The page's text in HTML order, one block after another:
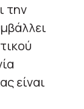
την
είναι